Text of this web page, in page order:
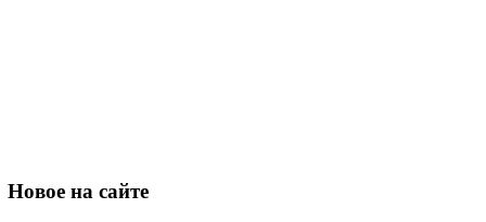
Новое на сайте